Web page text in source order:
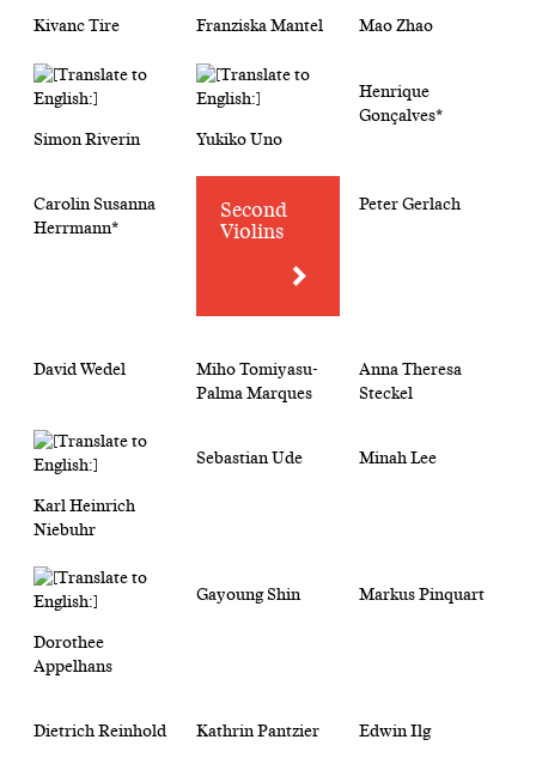
Kivanc Tire Franziska Mantel Mao Zhao
Simon Riverin Yukiko Uno
Henrique
Gonçalves*
Carolin Susanna
Herrmann*
Second
Violins
Peter Gerlach
David Wedel
Miho Tomiyasu-
Palma Marques
Anna Theresa
Steckel
Karl Heinrich
Niebuhr
Sebastian Ude Minah Lee
Dorothee
Appelhans
Gayoung Shin Markus Pinquart
Dietrich Reinhold Kathrin Pantzier Edwin Ilg